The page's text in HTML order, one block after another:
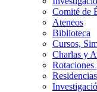
Comité de
Ateneos
Biblioteca
Cursos,
Charlas y
Rotaciones
Residencias